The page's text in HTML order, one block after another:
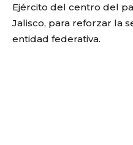
Ejército del centro del
Jalisco, para reforzar la
entidad federativa.